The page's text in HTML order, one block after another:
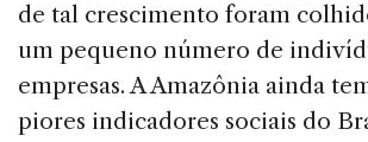
de tal cres­cimento foram
um pequeno número de
empresas. A Amazônia ainda
piores indicadores sociais do